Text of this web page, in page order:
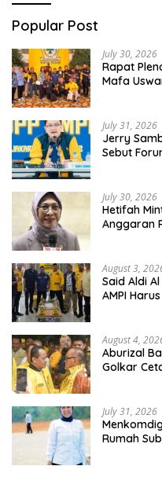
Popular Post
July 30, 2026
Rapat
Mafa
July 31, 2026
Jerry
Sebut
July 30, 2026
Hetifah
Anggaran
August 3,
Said Aldi
AMPI
August 4,
Aburizal
Golkar
July 31, 2026
Rumah